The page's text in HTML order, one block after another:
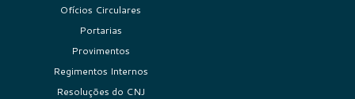
Ofícios Circulares
Portarias
Provimentos
Regimentos Internos
Resoluções do CNJ